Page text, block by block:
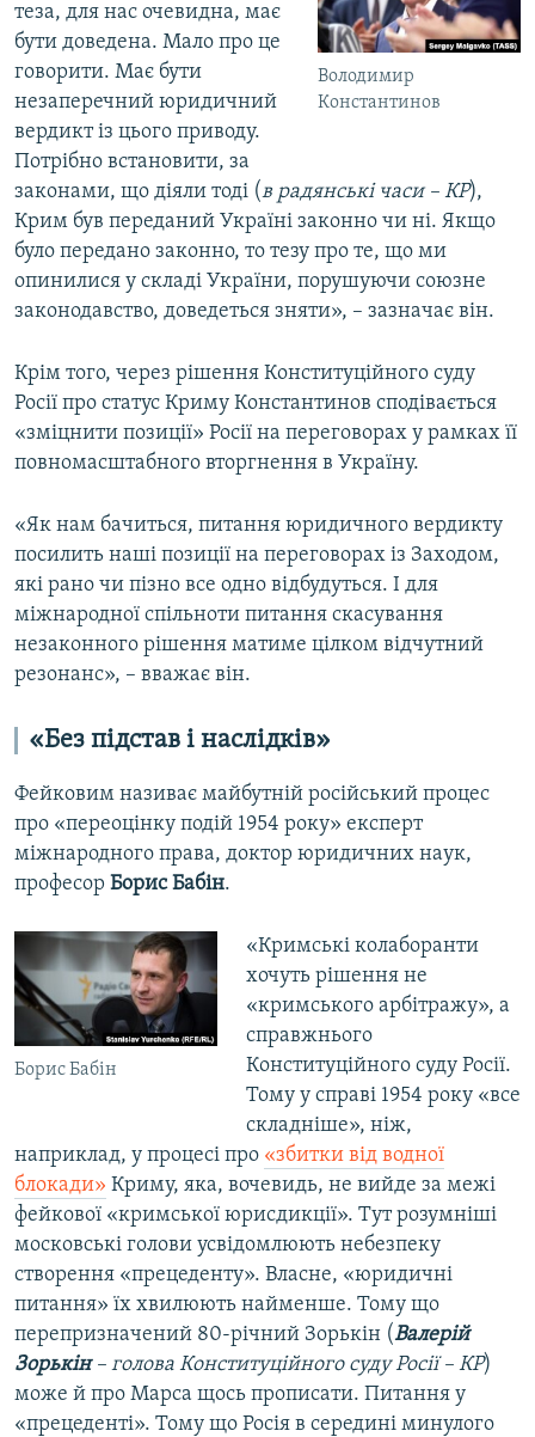
Володимир
Константинов
теза, для нас очевидна, має
бути доведена. Мало про це
говорити. Має бути
незаперечний юридичний
вердикт із цього приводу.
Потрібно встановити, за
законами, що діяли тоді (в радянські часи – КР),
Крим був переданий Україні законно чи ні. Якщо
було передано законно, то тезу про те, що ми
опинилися у складі України, порушуючи союзне
законодавство, доведеться зняти», – зазначає він.
Крім того, через рішення Конституційного суду
Росії про статус Криму Константинов сподівається
«зміцнити позиції» Росії на переговорах у рамках її
повномасштабного вторгнення в Україну.
«Як нам бачиться, питання юридичного вердикту
посилить наші позиції на переговорах із Заходом,
які рано чи пізно все одно відбудуться. І для
міжнародної спільноти питання скасування
незаконного рішення матиме цілком відчутний
резонанс», – вважає він.
«Без підстав і наслідків»
Фейковим називає майбутній російський процес
про «переоцінку подій 1954 року» експерт
міжнародного права, доктор юридичних наук,
професор Борис Бабін.
Борис Бабін
«Кримські колаборанти
хочуть рішення не
«кримського арбітражу», а
справжнього
Конституційного суду Росії.
Тому у справі 1954 року «все
складніше», ніж,
наприклад, у процесі про «збитки від водної
блокади» Криму, яка, вочевидь, не вийде за межі
фейкової «кримської юрисдикції». Тут розумніші
московські голови усвідомлюють небезпеку
створення «прецеденту». Власне, «юридичні
питання» їх хвилюють найменше. Тому що
перепризначений 80-річний Зорькін (Валерій
Зорькін– голова Конституційного суду Росії – КР)
може й про Марса щось прописати. Питання у
«прецеденті». Тому що Росія в середині минулого